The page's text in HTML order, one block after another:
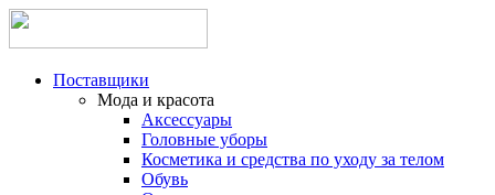
Поставщики
Мода и красота
Аксессуары
Головные уборы
Косметика и средства по уходу за телом
Обувь